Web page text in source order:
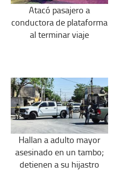
Atacó pasajero a
conductora de plataforma
al terminar viaje
Hallan a adulto mayor
asesinado en un tambo;
detienen a su hijastro